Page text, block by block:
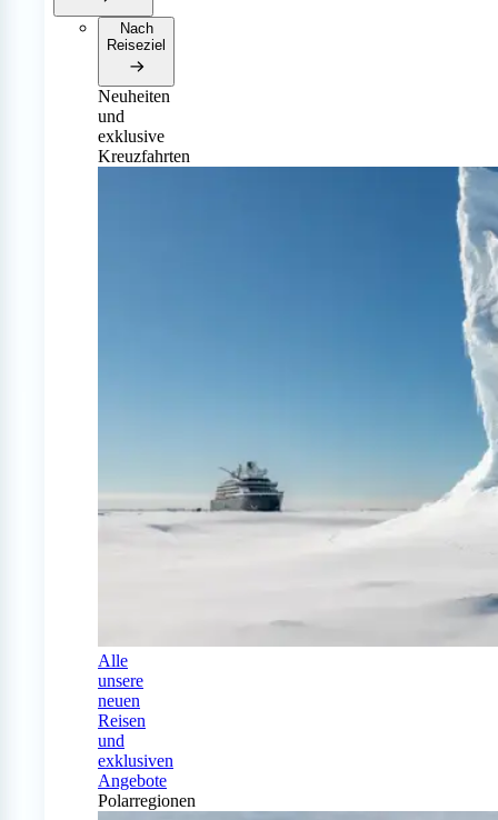
Nach
Reiseziel
Neuheiten
und
exklusive
Kreuzfahrten
Alle
unsere
neuen
Reisen
und
exklusiven
Angebote
Polarregionen